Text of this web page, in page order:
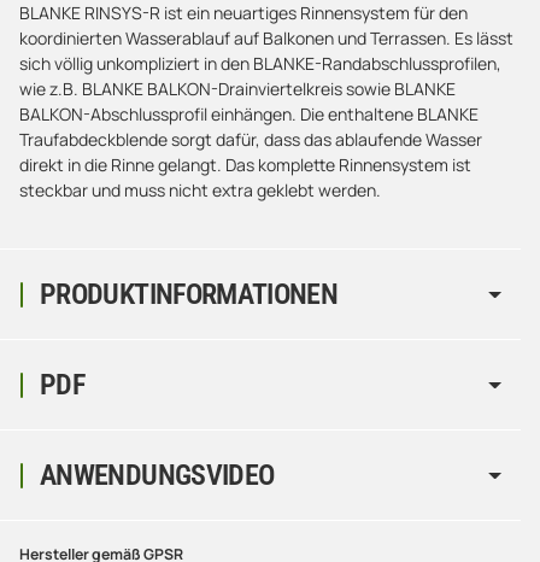
PRODUKTINFORMATIONEN
BLANKE RINSYS-R ist ein neuartiges Rinnensystem für den
koordinierten Wasserablauf auf Balkonen und Terrassen. Es lässt
sich völlig unkompliziert in den BLANKE-Randabschlussprofilen,
wie z.B. BLANKE BALKON-Drainviertelkreis sowie BLANKE
BALKON-Abschlussprofil einhängen. Die enthaltene BLANKE
Traufabdeckblende sorgt dafür, dass das ablaufende Wasser
direkt in die Rinne gelangt. Das komplette Rinnensystem ist
steckbar und muss nicht extra geklebt werden.
PDF
ANWENDUNGSVIDEO
Hersteller gemäß GPSR